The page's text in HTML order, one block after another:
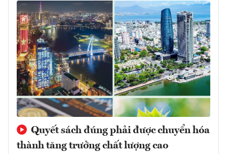
Quyết sách đúng phải được chuyển hóa
thành tăng trưởng chất lượng cao